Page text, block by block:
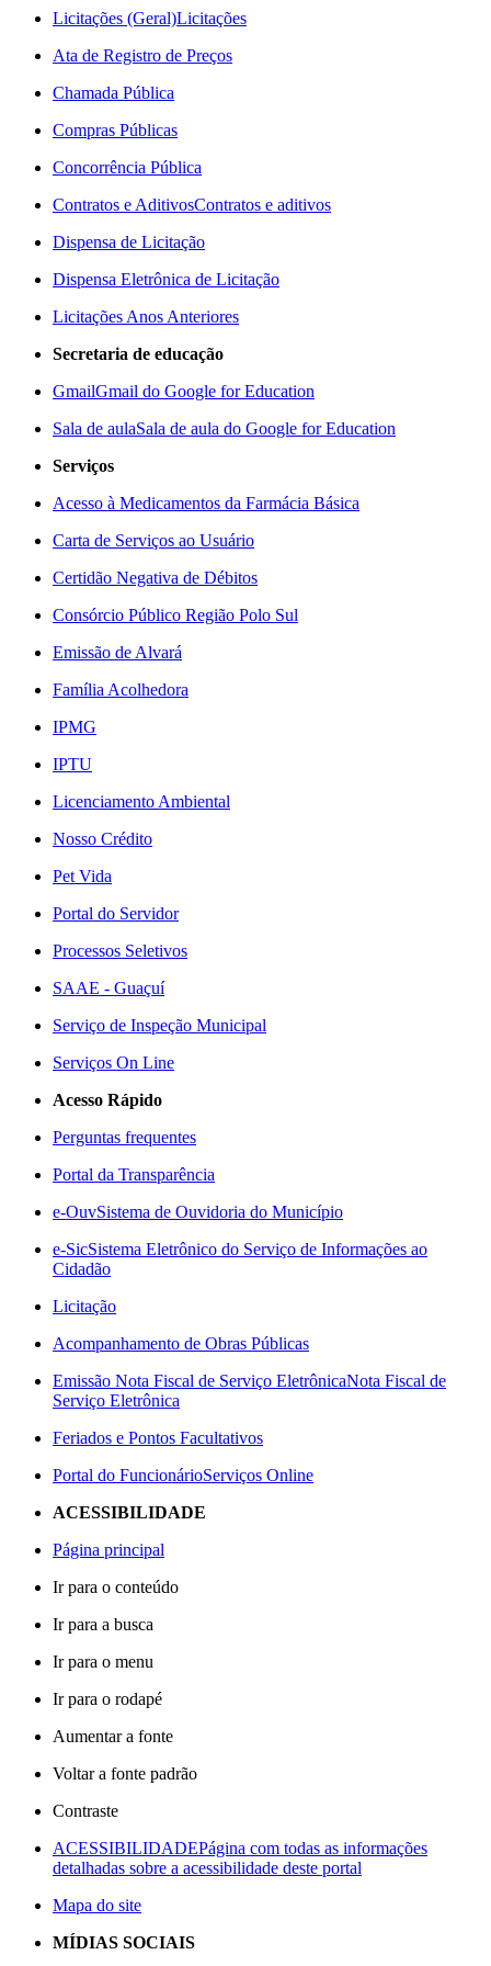
Licitações (Geral)Licitações
Ata de Registro de Preços
Chamada Pública
Compras Públicas
Concorrência Pública
Contratos e AditivosContratos e aditivos
Dispensa de Licitação
Dispensa Eletrônica de Licitação
Licitações Anos Anteriores
Secretaria de educação
GmailGmail do Google for Education
Sala de aulaSala de aula do Google for Education
Serviços
Acesso à Medicamentos da Farmácia Básica
Carta de Serviços ao Usuário
Certidão Negativa de Débitos
Consórcio Público Região Polo Sul
Emissão de Alvará
Família Acolhedora
IPMG
IPTU
Licenciamento Ambiental
Nosso Crédito
Pet Vida
Portal do Servidor
Processos Seletivos
SAAE - Guaçuí
Serviço de Inspeção Municipal
Serviços On Line
Acesso Rápido
Perguntas frequentes
Portal da Transparência
e-OuvSistema de Ouvidoria do Município
e-SicSistema Eletrônico do Serviço de Informações ao
Cidadão
Licitação
Acompanhamento de Obras Públicas
Emissão Nota Fiscal de Serviço EletrônicaNota Fiscal de
Serviço Eletrônica
Feriados e Pontos Facultativos
Portal do FuncionárioServiços Online
ACESSIBILIDADE
Página principal
Ir para o conteúdo
Ir para a busca
Ir para o menu
Ir para o rodapé
Aumentar a fonte
Voltar a fonte padrão
Contraste
ACESSIBILIDADEPágina com todas as informações
detalhadas sobre a acessibilidade deste portal
Mapa do site
MÍDIAS SOCIAIS